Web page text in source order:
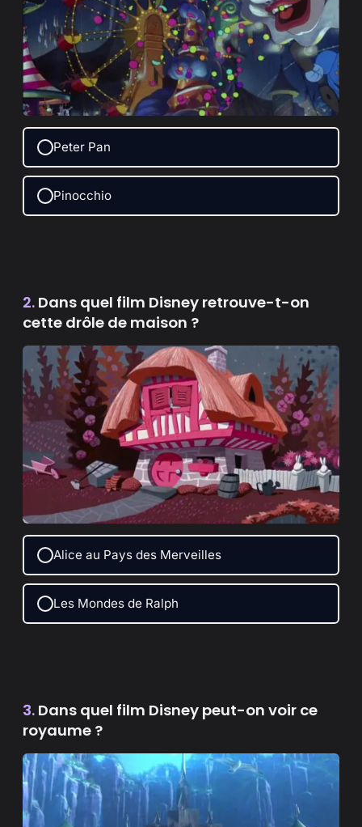
Peter Pan
Pinocchio
2. Dans quel film Disney retrouve-t-on
cette drôle de maison ?
Alice au Pays des Merveilles
Les Mondes de Ralph
3. Dans quel film Disney peut-on voir ce
royaume ?